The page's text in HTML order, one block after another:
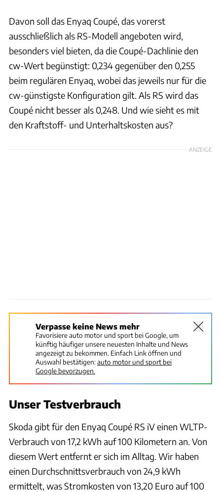
Davon soll das Enyaq Coupé, das vorerst
ausschließlich als RS-Modell angeboten wird,
besonders viel bieten, da die Coupé-Dachlinie den
cw-Wert begünstigt: 0,234 gegenüber den 0,255
beim regulären Enyaq, wobei das jeweils nur für die
cw-günstigste Konfiguration gilt. Als RS wird das
Coupé nicht besser als 0,248. Und wie sieht es mit
den Kraftstoff- und Unterhaltskosten aus?
ANZEIGE
Verpasse keine News mehr
Favorisiere auto motor und sport bei Google, um
künftig häufiger unsere neuesten Inhalte und News
angezeigt zu bekommen. Einfach Link öffnen und
Auswahl bestätigen:auto motor und sport bei
Google bevorzugen.
Unser Testverbrauch
Skoda gibt für den Enyaq Coupé RS iV einen WLTP-
Verbrauch von 17,2 kWh auf 100 Kilometern an. Von
diesem Wert entfernt er sich im Alltag. Wir haben
einen Durchschnittsverbrauch von 24,9 kWh
ermittelt, was Stromkosten von 13,20 Euro auf 100